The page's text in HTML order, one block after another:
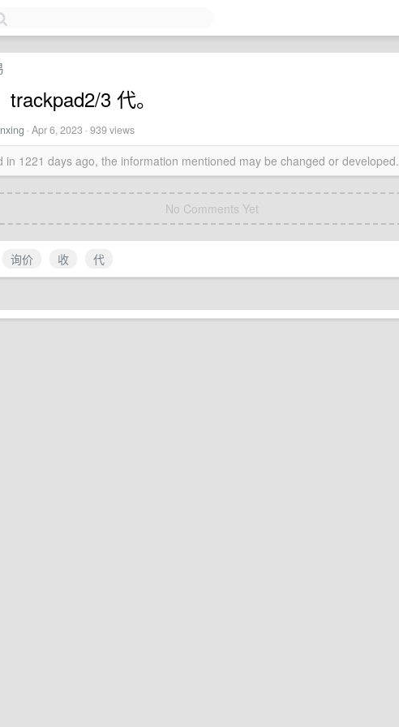
3 代。
·Apr 6, 2023 · 939 views
in 1221 days ago, the information mentioned may be changed or developed.
No Comments Yet
询价 收 代